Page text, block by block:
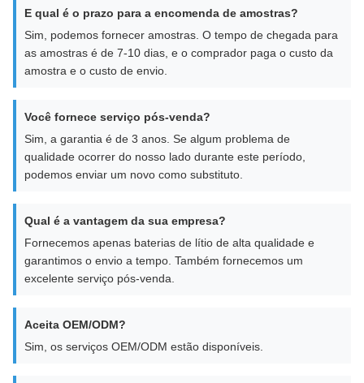
E qual é o prazo para a encomenda de amostras?
Sim, podemos fornecer amostras. O tempo de chegada para
as amostras é de 7-10 dias, e o comprador paga o custo da
amostra e o custo de envio.
Você fornece serviço pós-venda?
Sim, a garantia é de 3 anos. Se algum problema de
qualidade ocorrer do nosso lado durante este período,
podemos enviar um novo como substituto.
Qual é a vantagem da sua empresa?
Fornecemos apenas baterias de lítio de alta qualidade e
garantimos o envio a tempo. Também fornecemos um
excelente serviço pós-venda.
Aceita OEM/ODM?
Sim, os serviços OEM/ODM estão disponíveis.